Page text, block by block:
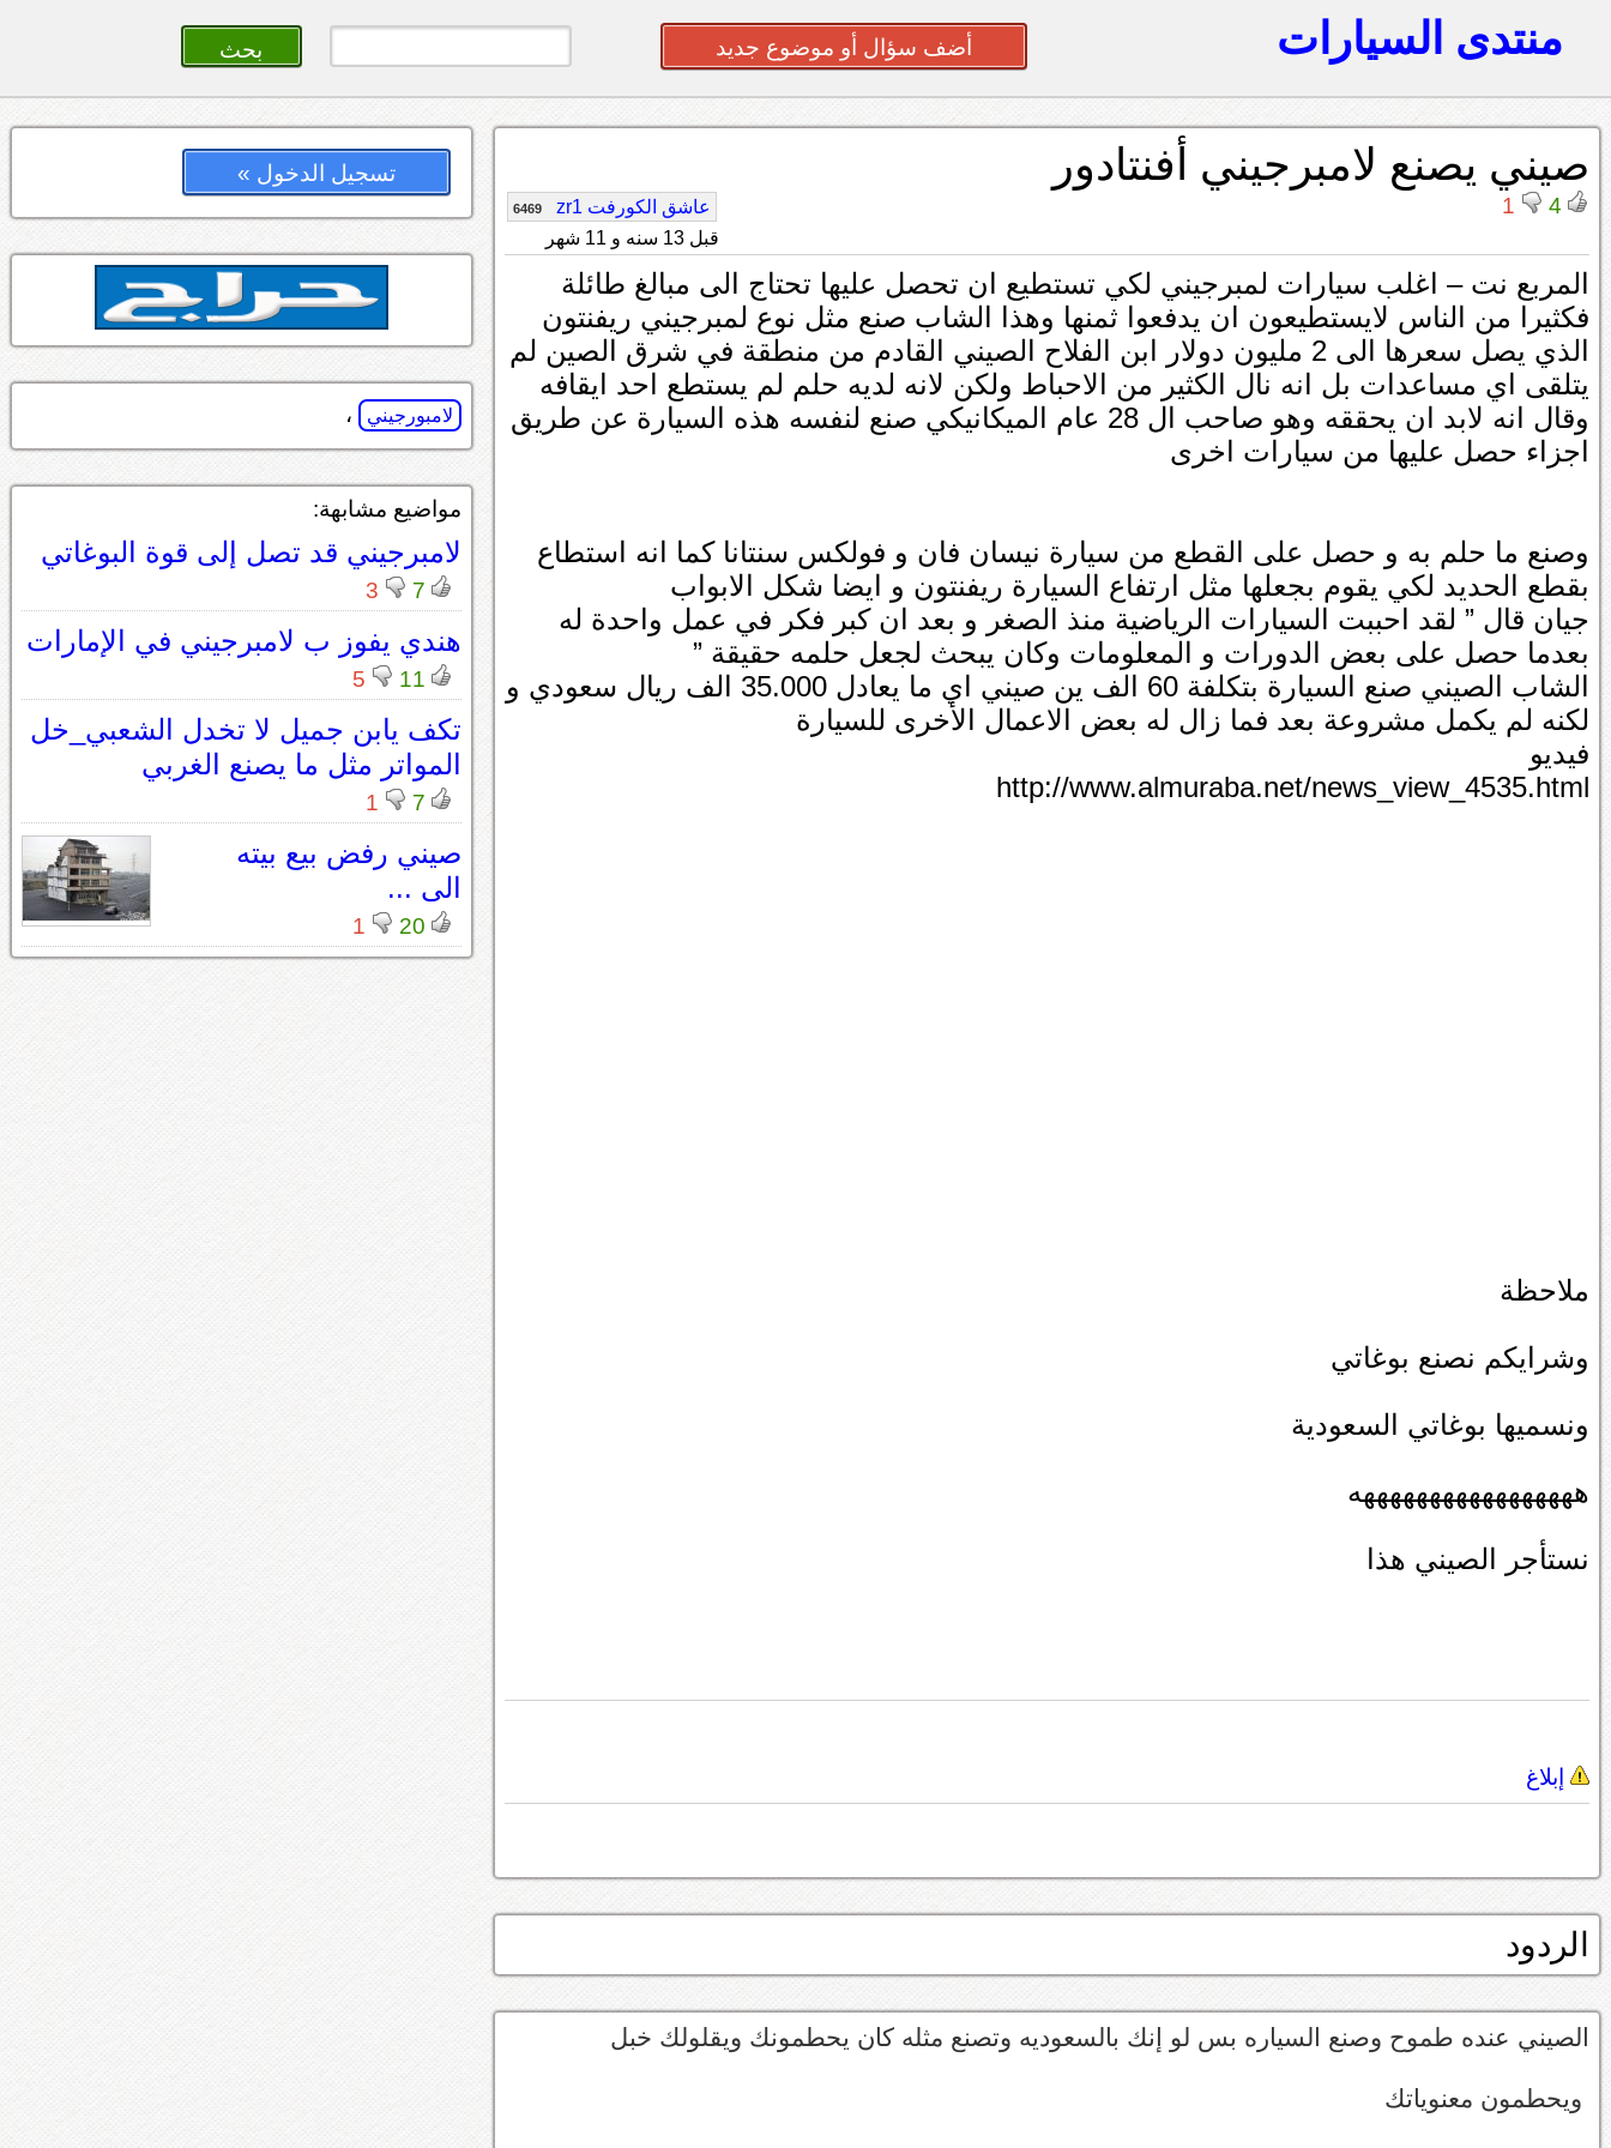
منتدى السيارات أضف سؤال أو موضوع جديد
صيني يصنع لامبرجيني أفنتادور
4
1 عاشق الكورفت zr1 6469
قبل 13 سنه و 11 شهر
المربع نت – اغلب سيارات لمبرجيني لكي تستطيع ان تحصل عليها تحتاج الى مبالغ طائلة
فكثيرا من الناس لايستطيعون ان يدفعوا ثمنها وهذا الشاب صنع مثل نوع لمبرجيني ريفنتون
الذي يصل سعرها الى 2 مليون دولار ابن الفلاح الصيني القادم من منطقة في شرق الصين لم
يتلقى اي مساعدات بل انه نال الكثير من الاحباط ولكن لانه لديه حلم لم يستطع احد ايقافه
وقال انه لابد ان يحققه وهو صاحب ال 28 عام الميكانيكي صنع لنفسه هذه السيارة عن طريق
اجزاء حصل عليها من سيارات اخرى
وصنع ما حلم به و حصل على القطع من سيارة نيسان فان و فولكس سنتانا كما انه استطاع
بقطع الحديد لكي يقوم بجعلها مثل ارتفاع السيارة ريفنتون و ايضا شكل الابواب
جيان قال ” لقد احببت السيارات الرياضية منذ الصغر و بعد ان كبر فكر في عمل واحدة له
بعدما حصل على بعض الدورات و المعلومات وكان يبحث لجعل حلمه حقيقة ”
الشاب الصيني صنع السيارة بتكلفة 60 الف ين صيني اي ما يعادل 35.000 الف ريال سعودي و
لكنه لم يكمل مشروعة بعد فما زال له بعض الاعمال الأخرى للسيارة
فيديو
http://www.almuraba.net/news_view_4535.html
ملاحظة
وشرايكم نصنع بوغاتي
ونسميها بوغاتي السعودية
هههههههههههههههههه
نستأجر الصيني هذا
إبلاغ
الردود
الصيني عنده طموح وصنع السياره بس لو إنك بالسعوديه وتصنع مثله كان يحطمونك ويقلولك خبل
ويحطمون معنوياتك
تسجيل الدخول »
لامبورجيني ،
مواضيع مشابهة:
لامبرجيني قد تصل إلى قوة البوغاتي
7
3
هندي يفوز ب لامبرجيني في الإمارات
11
5
تكف يابن جميل لا تخدل الشعبي_خل
المواتر مثل ما يصنع الغربي
7
1
صيني رفض بيع بيته
الى ...
20
1